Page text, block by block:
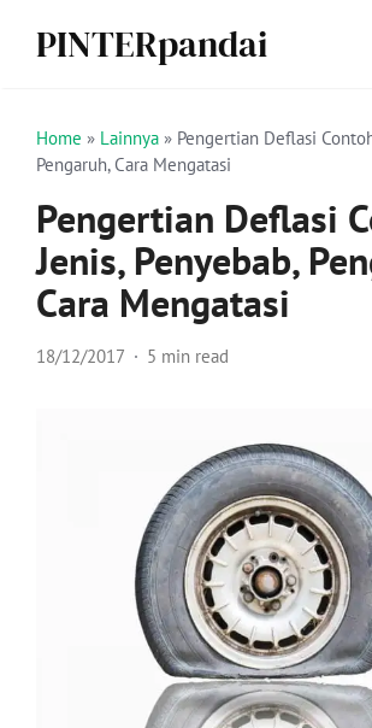
PINTERpandai
Home » Lainnya » Pengertian Deflasi
Pengaruh, Cara Mengatasi
Pengertian Deflasi
Jenis, Penyebab,
Cara Mengatasi
18/12/2017 5 min read